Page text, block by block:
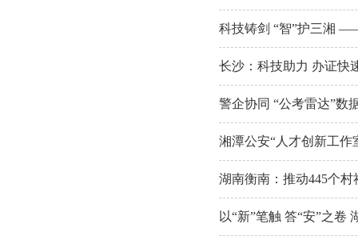
科技铸剑 “智”护三湘
长沙：科技助力 办证快
警企协同 “公考雷达”数
湘潭公安“人才创新工作
湖南衡南：推动445个
以“新”笔触 答“安”之卷